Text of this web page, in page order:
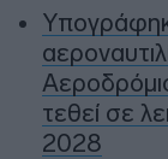
τεθεί σε
2028